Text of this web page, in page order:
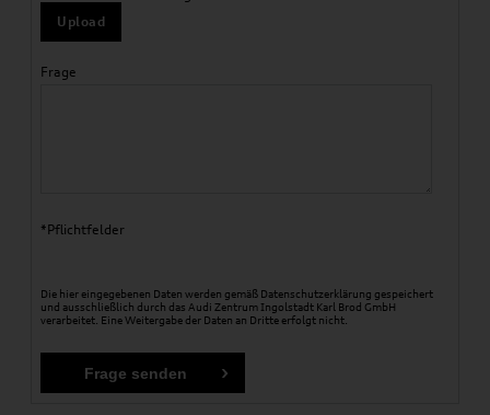
Upload
Frage
*Pflichtfelder
Die hier eingegebenen Daten werden gemäß Datenschutzerklärung gespeichert
und ausschließlich durch das Audi Zentrum Ingolstadt Karl Brod GmbH
verarbeitet. Eine Weitergabe der Daten an Dritte erfolgt nicht.